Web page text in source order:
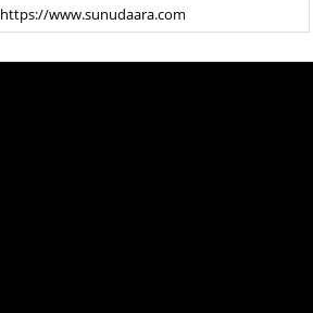
https://www.sunudaara.com